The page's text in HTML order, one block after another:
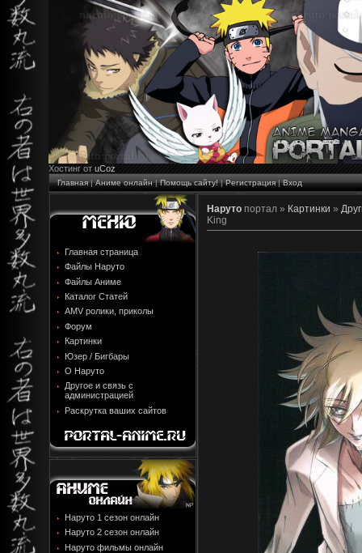
Хостинг от uCoz
Главная|Аниме онлайн|Помощь сайту!|Регистрация|Вход
Главная страница
Файлы Наруто
Файлы Аниме
Каталог Статей
AMV ролики, приколы
Форум
Картинки
Юзер / Бигбары
О Наруто
Другое и связь с
администрацией
Раскрутка ваших сайтов
Наруто 1 сезон онлайн
Наруто 2 сезон онлайн
Наруто фильмы онлайн
Наруто портал » Картинки »
King